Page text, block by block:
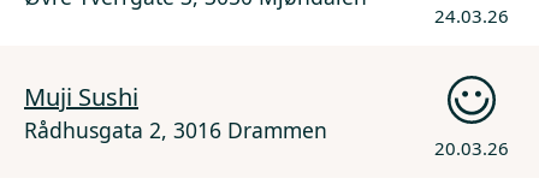
24.03.26
Muji Sushi
Rådhusgata 2, 3016 Drammen
20.03.26